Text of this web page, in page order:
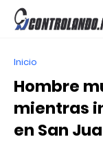
Inicio
Hombre
mientras
en San